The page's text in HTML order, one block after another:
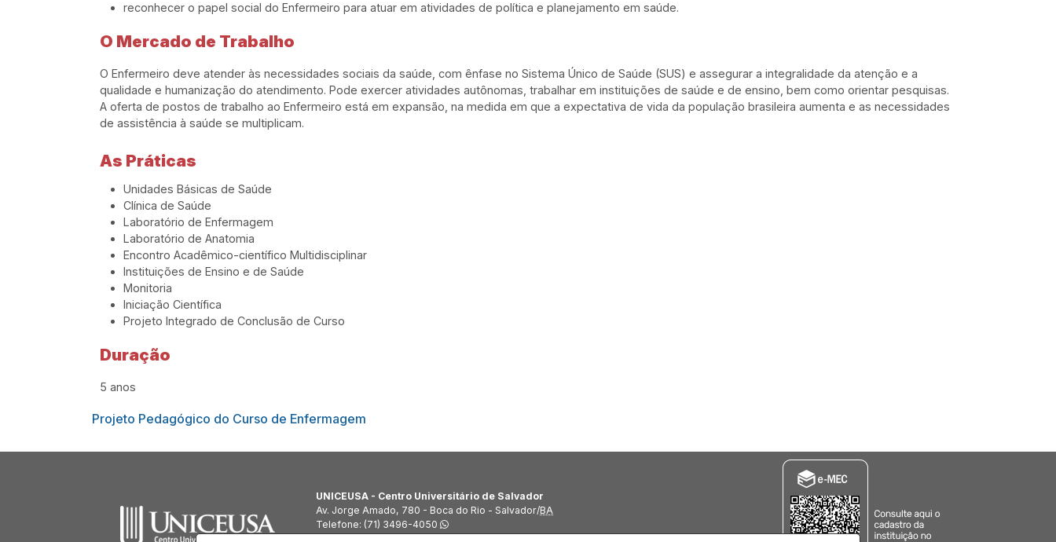
reconhecer o papel social do Enfermeiro para atuar em atividades de política e planejamento em saúde.
O Mercado de Trabalho
O Enfermeiro deve atender às necessidades sociais da saúde, com ênfase no Sistema Único de Saúde (SUS) e assegurar a integralidade da atenção e a
qualidade e humanização do atendimento. Pode exercer atividades autônomas, trabalhar em instituições de saúde e de ensino, bem como orientar pesquisas.
A oferta de postos de trabalho ao Enfermeiro está em expansão, na medida em que a expectativa de vida da população brasileira aumenta e as necessidades
de assistência à saúde se multiplicam.
As Práticas
Unidades Básicas de Saúde
Clínica de Saúde
Laboratório de Enfermagem
Laboratório de Anatomia
Encontro Acadêmico-científico Multidisciplinar
Instituições de Ensino e de Saúde
Monitoria
Iniciação Científica
Projeto Integrado de Conclusão de Curso
Duração
5 anos
Projeto Pedagógico do Curso de Enfermagem
UNICEUSA - Centro Universitário de Salvador
Av. Jorge Amado, 780 - Boca do Rio - Salvador/BA
Telefone: (71) 3496-4050